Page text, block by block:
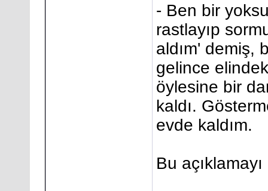
- Ben bir
rastlayıp
aldım' demiş,
gelince
öylesine bir
kaldı.
evde kaldım.
Bu